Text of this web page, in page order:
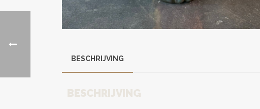
BESCHRIJVING
BESCHRIJVING